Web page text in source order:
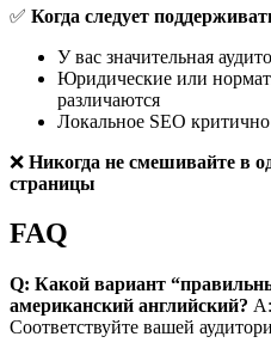
✅ Когда следует
У вас значительная
Юридические или
различаются
Локальное SEO
❌ Никогда не смешивайте в
страницы
FAQ
Q: Какой вариант
американский английский?
Соответствуйте вашей